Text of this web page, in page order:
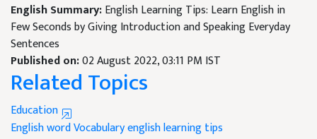
English Summary:English Learning Tips: Learn English in
Few Seconds by Giving Introduction and Speaking Everyday
Sentences
Published on:02 August 2022, 03:11 PM IST
Related Topics
Education
English wordVocabularyenglish learning tips